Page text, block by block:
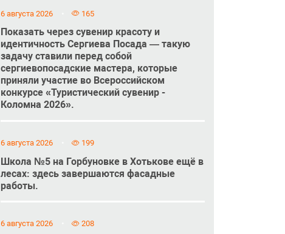
6 августа 2026 165
Показать через сувенир красоту и
идентичность Сергиева Посада — такую
задачу ставили перед собой
сергиевопосадские мастера, которые
приняли участие во Всероссийском
конкурсе «Туристический сувенир -
Коломна 2026».
6 августа 2026 199
Школа №5 на Горбуновке в Хотькове ещё в
лесах: здесь завершаются фасадные
работы.
6 августа 2026 208